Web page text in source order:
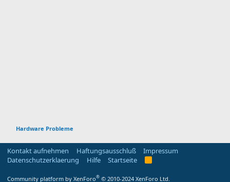
Hardware Probleme
Kontakt aufnehmen Haftungsausschluß
Impressum
Datenschutzerklaerung
Hilfe Startseite
R
Community platform by XenForo® © 2010-2024 XenForo Ltd.